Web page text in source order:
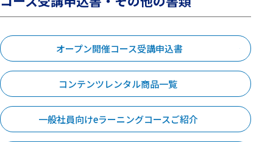
オープン開催コース受講申込書
コンテンツレンタル商品一覧
一般社員向けeラーニングコースご紹介